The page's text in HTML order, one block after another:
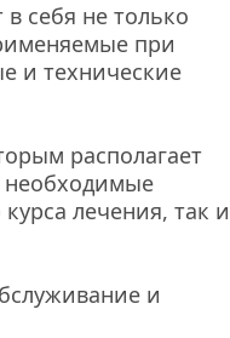
себя не только
при
и технические
располагает
необходимые
лечения, так и
и